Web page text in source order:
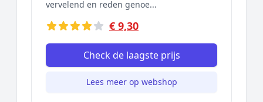
vervelend en reden genoe...
€ 9,30
Check de laagste prijs
Lees meer op webshop